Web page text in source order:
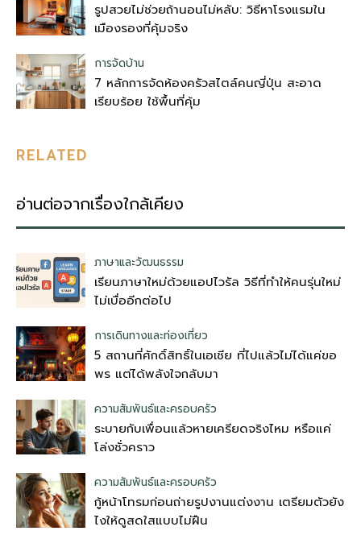
รูปสวยไม่ช่วยถ้านอนไม่หลับ: วิธีหาโรงแรมใน
เมืองรองที่คุ้มจริง
การจัดบ้าน
7 หลักการจัดห้องครัวสไตล์คนญี่ปุ่น สะอาด
เรียบร้อย ใช้พื้นที่คุ้ม
RELATED
อ่านต่อจากเรื่องใกล้เคียง
ภาษาและวัฒนธรรม
เรียนภาษาใหม่ด้วยแอปไวรัล วิธีที่ทำให้คนรุ่นใหม่
ไม่เบื่ออีกต่อไป
การเดินทางและท่องเที่ยว
5 สถานที่ศักดิ์สิทธิ์ในเอเชีย ที่ไปแล้วไม่ได้แค่ขอ
พร แต่ได้พลังใจกลับมา
ความสัมพันธ์และครอบครัว
ระบายกับเพื่อนแล้วหายเครียดจริงไหม หรือแค่
โล่งชั่วคราว
ความสัมพันธ์และครอบครัว
กู้หน้าโทรมก่อนถ่ายรูปงานแต่งงาน เตรียมตัวยัง
ไงให้ดูสดใสแบบไม่ฝืน